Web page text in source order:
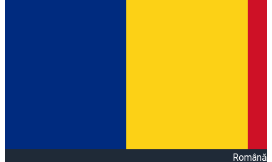
Română